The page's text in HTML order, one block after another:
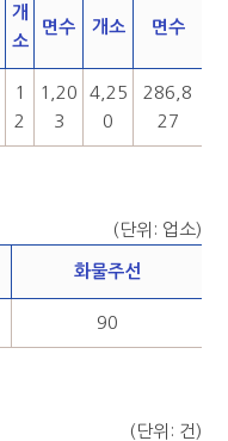
개
소
면수 개소 면수
1
2
1,20
3
4,25
0
286,8
27
(단위: 업소)
화물주선
90
(단위: 건)